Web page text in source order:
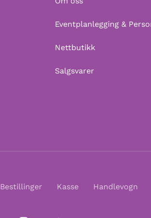
Eventplanlegging &
Nettbutikk
Salgsvarer
Bestillinger Kasse Handlevogn